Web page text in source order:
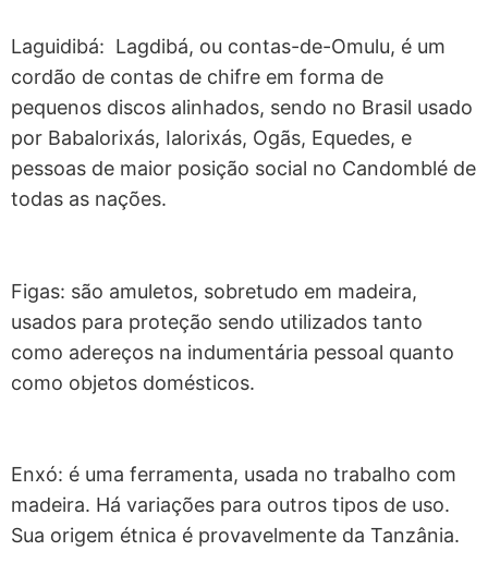
Laguidibá: Lagdibá, ou contas-de-Omulu, é um
cordão de contas de chifre em forma de
pequenos discos alinhados, sendo no Brasil usado
por Babalorixás, Ialorixás, Ogãs, Equedes, e
pessoas de maior posição social no Candomblé de
todas as nações.
Figas: são amuletos, sobretudo em madeira,
usados para proteção sendo utilizados tanto
como adereços na indumentária pessoal quanto
como objetos domésticos.
Enxó: é uma ferramenta, usada no trabalho com
madeira. Há variações para outros tipos de uso.
Sua origem étnica é provavelmente da Tanzânia.